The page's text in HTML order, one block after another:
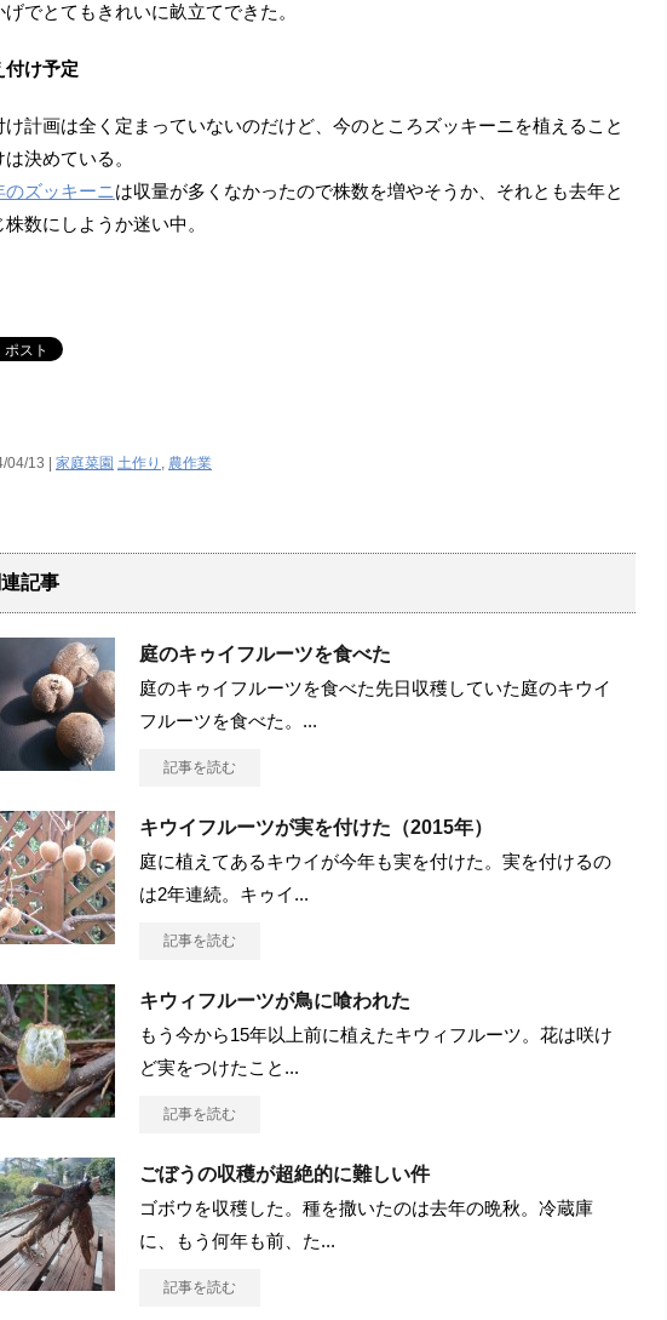
げでとてもきれいに畝立てできた。
付け予定
け計画は全く定まっていないのだけど、今のところズッキーニを植えること
は決めている。
のズッキーニは収量が多くなかったので株数を増やそうか、それとも去年と
株数にしようか迷い中。
04/13 | 家庭菜園 土作り , 農作業
記事
庭のキゥイフルーツを食べた
庭のキゥイフルーツを食べた先日収穫していた庭のキウイ
フルーツを食べた。...
記事を読む
キウイフルーツが実を付けた（2015年）
庭に植えてあるキウイが今年も実を付けた。実を付けるの
は2年連続。キゥイ...
記事を読む
キウィフルーツが鳥に喰われた
もう今から15年以上前に植えたキウィフルーツ。花は咲け
ど実をつけたこと...
記事を読む
ごぼうの収穫が超絶的に難しい件
ゴボウを収穫した。種を撒いたのは去年の晩秋。冷蔵庫
に、もう何年も前、た...
記事を読む